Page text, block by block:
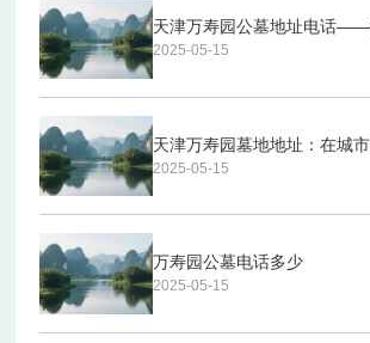
2025-05-15
2025-05-15
万寿园公墓电话多少
2025-05-15